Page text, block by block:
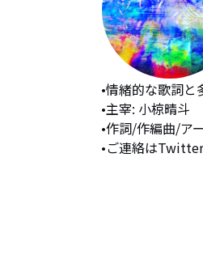
•情緒的な歌詞
•主宰: 小椋晴斗
•作詞/作編曲/ア
•ご連絡はTwitter